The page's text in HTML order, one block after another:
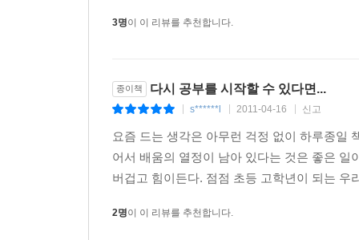
3명이 이 리뷰를 추천합니다.
종이책 다시 공부를 시작할 수 있다면...
s******l 2011-04-16 신고
요즘 드는 생각은 아무런 걱정 없이 하루종일
어서 배움의 열정이 남아 있다는 것은 좋은
버겁고 힘이든다. 점점 초등 고학년이 되는
2명이 이 리뷰를 추천합니다.